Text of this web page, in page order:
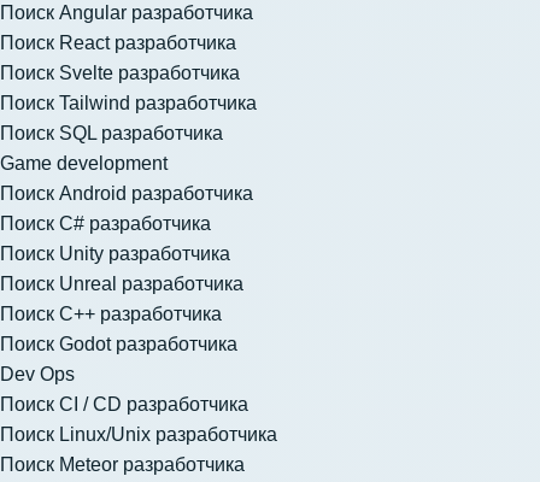
Поиск Angular разработчика
Поиск React разработчика
Поиск Svelte разработчика
Поиск Tailwind разработчика
Поиск SQL разработчика
Game development
Поиск Android разработчика
Поиск C# разработчика
Поиск Unity разработчика
Поиск Unreal разработчика
Поиск C++ разработчика
Поиск Godot разработчика
Dev Ops
Поиск CI / CD разработчика
Поиск Linux/Unix разработчика
Поиск Meteor разработчика